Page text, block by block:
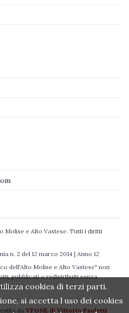
Molise e Alto Vastese. Tutti i diritti
n. 2 del 12 marzo 2014 | Anno 12
dell'Alto Molise e Alto Vastese" non
pubblicati o redistribuiti senza
da VPONE di Vittorio Paoletti
cookies di terzi parti.
si accetta l uso dei cookies